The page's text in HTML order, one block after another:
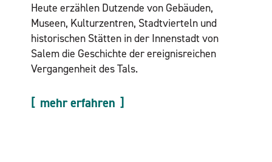
Heute erzählen Dutzende von Gebäuden,
Museen, Kulturzentren, Stadtvierteln und
historischen Stätten in der Innenstadt von
Salem die Geschichte der ereignisreichen
Vergangenheit des Tals.
mehr erfahren